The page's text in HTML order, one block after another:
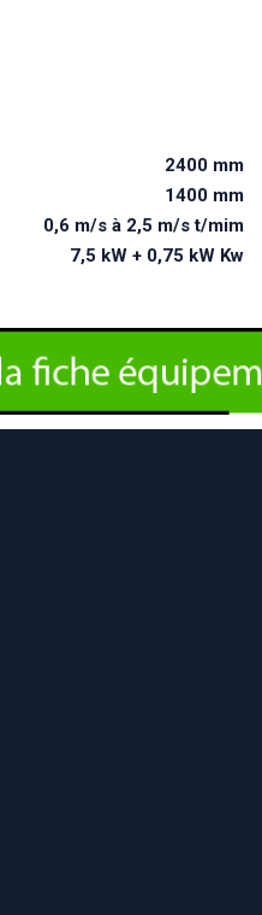
2400 mm
1400 mm
0,6 m/s à 2,5 m/s t/mim
7,5 kW + 0,75 kW Kw